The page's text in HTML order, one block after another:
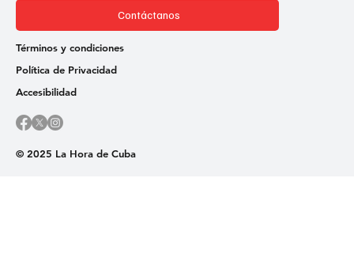
© 2025 La Hora de Cuba
Contáctanos
Términos y condiciones
Política de Privacidad
Accesibilidad